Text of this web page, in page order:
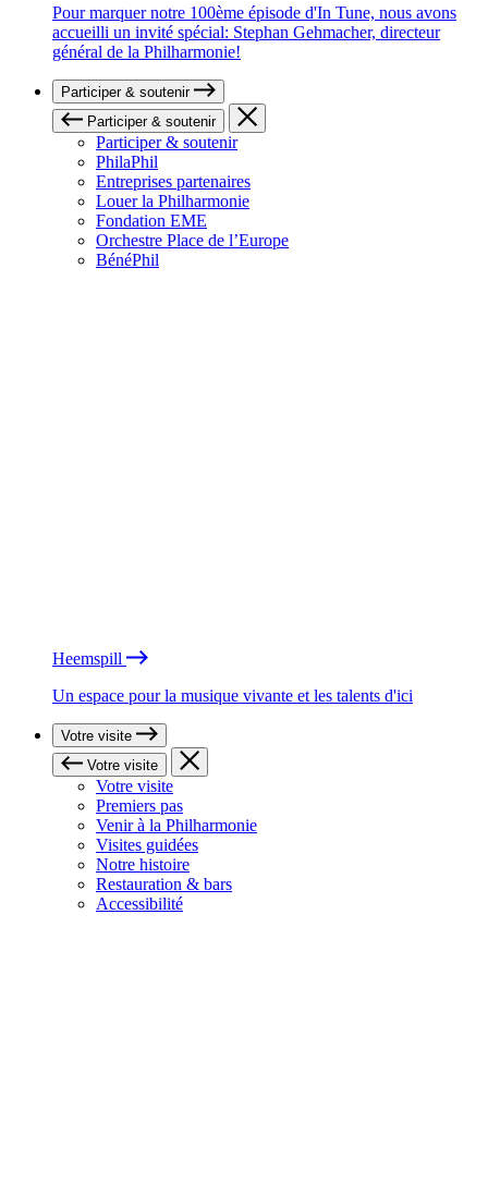
Pour marquer notre 100ème épisode d'In Tune, nous avons
accueilli un invité spécial: Stephan Gehmacher, directeur
général de la Philharmonie!
Participer & soutenir
Participer & soutenir
Participer & soutenir
PhilaPhil
Entreprises partenaires
Louer la Philharmonie
Fondation EME
Orchestre Place de l’Europe
BénéPhil
Heemspill
Un espace pour la musique vivante et les talents d'ici
Votre visite
Votre visite
Votre visite
Premiers pas
Venir à la Philharmonie
Visites guidées
Notre histoire
Restauration & bars
Accessibilité